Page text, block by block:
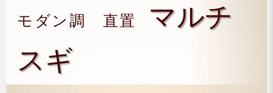
モダン調 直置
マルチ
スギ